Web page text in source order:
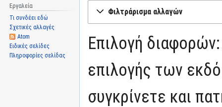
στην
στην
Φιλτράρισμα αλλαγών
Επιλογή
επιλογής των
συγκρίνετε και
Εργαλεία
Τι συνδέει εδώ
Σχετικές αλλαγές
Atom
Ειδικές σελίδες
Πληροφορίες σελίδας